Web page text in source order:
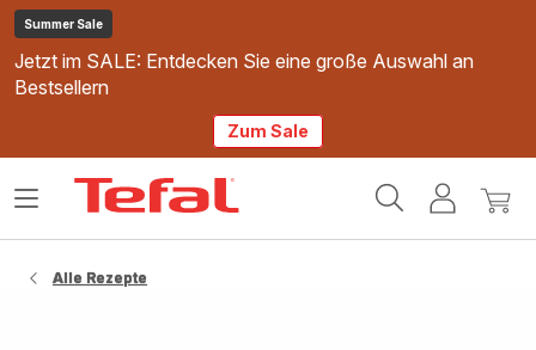
Summer Sale
Jetzt im SALE: Entdecken Sie eine große Auswahl an
Bestsellern
Zum Sale
Mein
Mein
Das
Alle Rezepte